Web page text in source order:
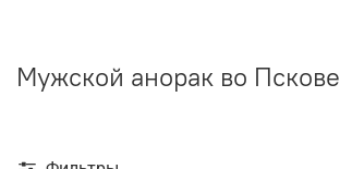
Мужской анорак во Пскове